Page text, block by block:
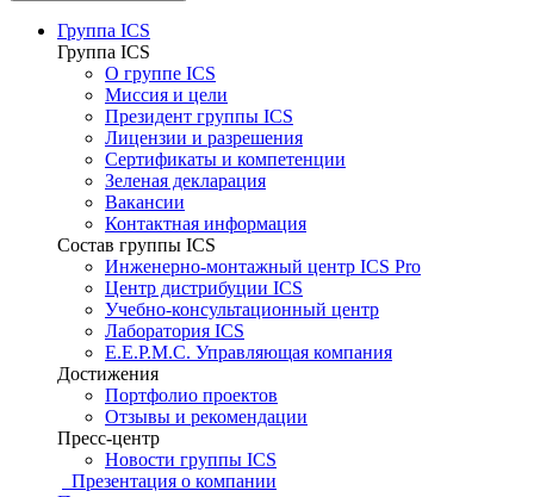
Группа ICS
Группа ICS
О группе ICS
Миссия и цели
Президент группы ICS
Лицензии и разрешения
Сертификаты и компетенции
Зеленая декларация
Вакансии
Контактная информация
Состав группы ICS
Инженерно-монтажный центр ICS Pro
Центр дистрибуции ICS
Учебно-консультационный центр
Лаборатория ICS
E.E.P.M.C. Управляющая компания
Достижения
Портфолио проектов
Отзывы и рекомендации
Пресс-центр
Новости группы ICS
Презентация о компании